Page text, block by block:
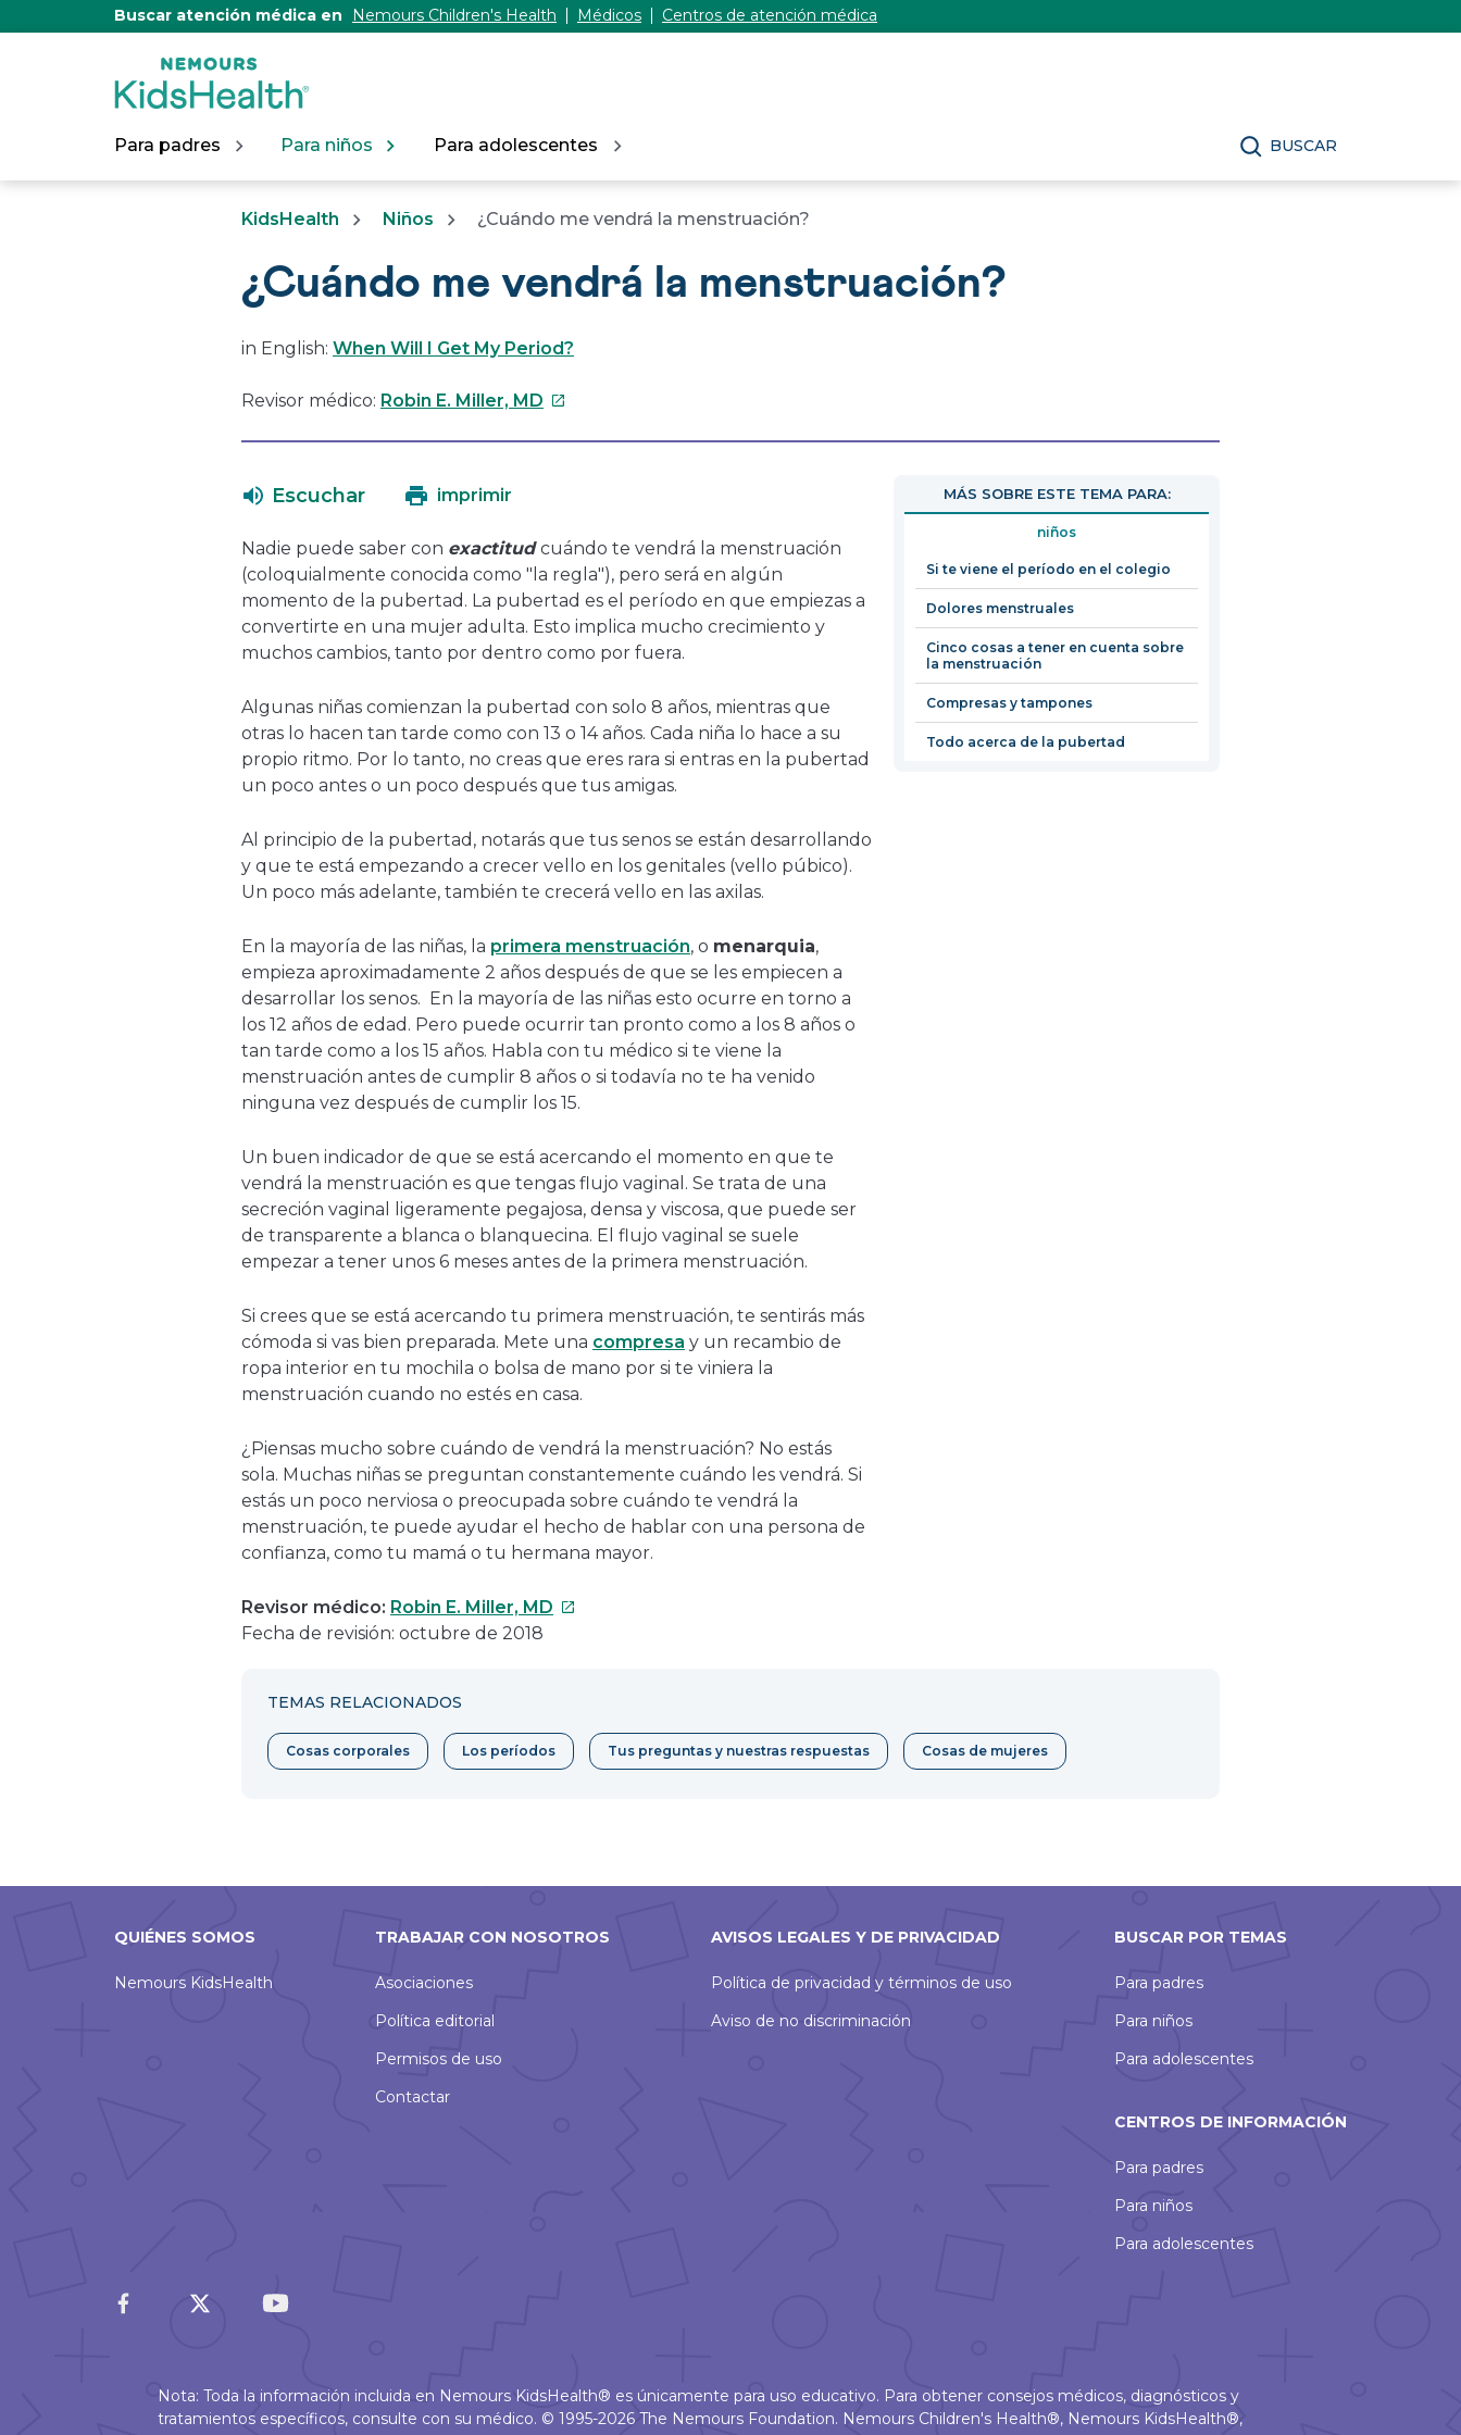
Buscar atención médica en Nemours Children's Health Médicos Centros de atención médica
Para padres Para niños Para adolescentes BUSCAR
KidsHealth Niños ¿Cuándo me vendrá la menstruación?
¿Cuándo me vendrá la menstruación?
in English: When Will I Get My Period?
Revisor médico: Robin E. Miller, MD Este
nueva
ventana
Escuchar imprimir
Nadie puede saber con exactitud cuándo te vendrá la menstruación
(coloquialmente conocida como "la regla"), pero será en algún
momento de la pubertad. La pubertad es el período en que empiezas a
convertirte en una mujer adulta. Esto implica mucho crecimiento y
muchos cambios, tanto por dentro como por fuera.
Algunas niñas comienzan la pubertad con solo 8 años, mientras que
otras lo hacen tan tarde como con 13 o 14 años. Cada niña lo hace a su
propio ritmo. Por lo tanto, no creas que eres rara si entras en la pubertad
un poco antes o un poco después que tus amigas.
Al principio de la pubertad, notarás que tus senos se están desarrollando
y que te está empezando a crecer vello en los genitales (vello púbico).
Un poco más adelante, también te crecerá vello en las axilas.
En la mayoría de las niñas, la primera menstruación, o menarquia,
empieza aproximadamente 2 años después de que se les empiecen a
desarrollar los senos. En la mayoría de las niñas esto ocurre en torno a
los 12 años de edad. Pero puede ocurrir tan pronto como a los 8 años o
tan tarde como a los 15 años. Habla con tu médico si te viene la
menstruación antes de cumplir 8 años o si todavía no te ha venido
ninguna vez después de cumplir los 15.
Un buen indicador de que se está acercando el momento en que te
vendrá la menstruación es que tengas flujo vaginal. Se trata de una
secreción vaginal ligeramente pegajosa, densa y viscosa, que puede ser
de transparente a blanca o blanquecina. El flujo vaginal se suele
empezar a tener unos 6 meses antes de la primera menstruación.
Si crees que se está acercando tu primera menstruación, te sentirás más
cómoda si vas bien preparada. Mete una compresa y un recambio de
ropa interior en tu mochila o bolsa de mano por si te viniera la
menstruación cuando no estés en casa.
¿Piensas mucho sobre cuándo de vendrá la menstruación? No estás
sola. Muchas niñas se preguntan constantemente cuándo les vendrá. Si
estás un poco nerviosa o preocupada sobre cuándo te vendrá la
menstruación, te puede ayudar el hecho de hablar con una persona de
confianza, como tu mamá o tu hermana mayor.
Revisor médico: Robin E. Miller, MD Este
una
nueva
Fecha de revisión: octubre de 2018
MÁS SOBRE ESTE TEMA PARA:
niños
Si te viene el período en el colegio
Dolores menstruales
Cinco cosas a tener en cuenta sobre
la menstruación
Compresas y tampones
Todo acerca de la pubertad
TEMAS RELACIONADOS
Cosas corporales Los períodos Tus preguntas y nuestras respuestas Cosas de mujeres
QUIÉNES SOMOS
Nemours KidsHealth
TRABAJAR CON NOSOTROS
Asociaciones
Política editorial
Permisos de uso
Contactar
AVISOS LEGALES Y DE PRIVACIDAD
Política de privacidad y términos de uso
Aviso de no discriminación
BUSCAR POR TEMAS
Para padres
Para niños
Para adolescentes
CENTROS DE INFORMACIÓN
Para padres
Para niños
Para adolescentes
Nota: Toda la información incluida en Nemours KidsHealth® es únicamente para uso educativo. Para obtener consejos médicos, diagnósticos y
tratamientos específicos, consulte con su médico. © 1995-2026 The Nemours Foundation. Nemours Children's Health®, Nemours KidsHealth®,